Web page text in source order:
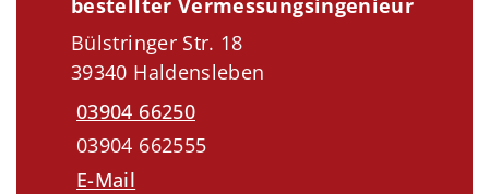
Bülstringer Str. 18
39340 Haldensleben
03904 66250
03904 662555
E-Mail